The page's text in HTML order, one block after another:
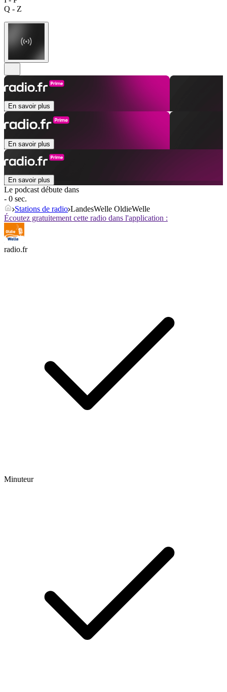
Q - Z
En savoir plus
En savoir plus
En savoir plus
Le podcast débute dans
- 0 sec.
Stations de radio LandesWelle OldieWelle
Écoutez gratuitement cette radio dans l'application :
radio.fr
Minuteur